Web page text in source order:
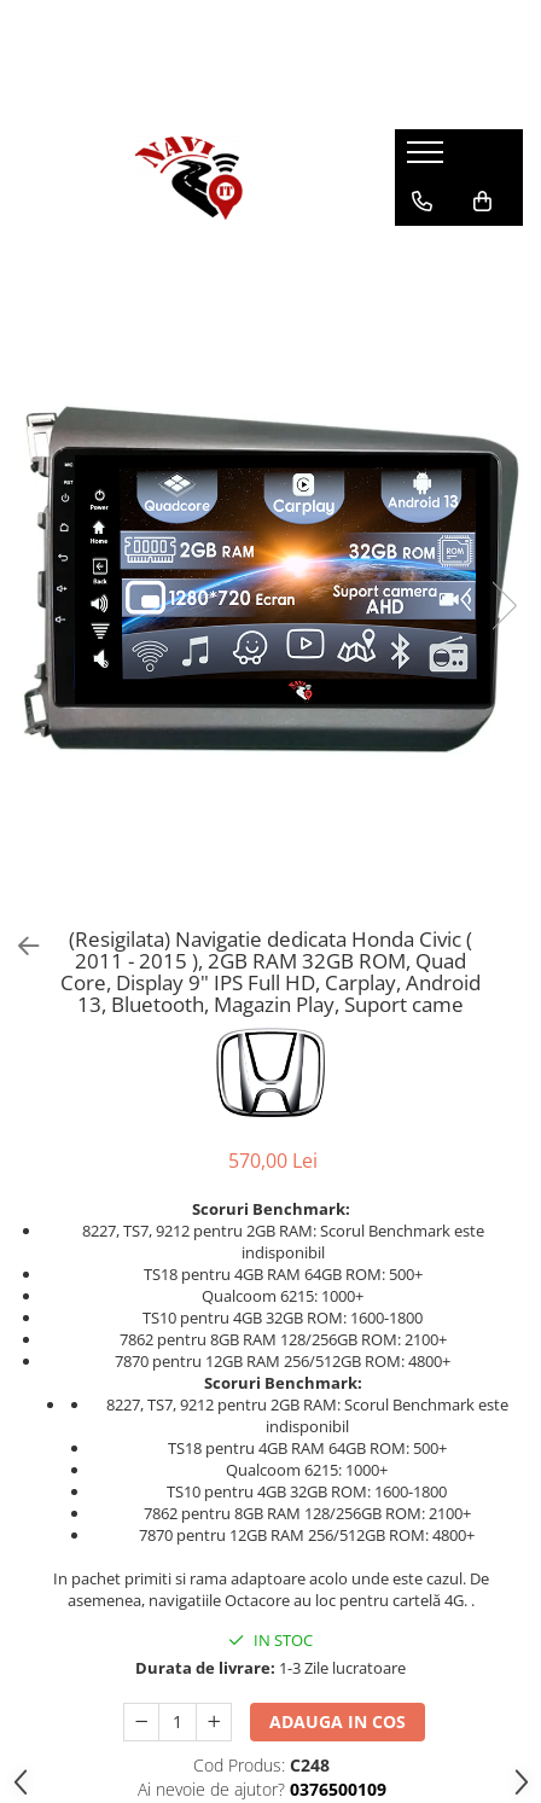
(Resigilata) Navigatie dedicata Honda Civic (
2011 - 2015 ), 2GB RAM 32GB ROM, Quad
Core, Display 9" IPS Full HD, Carplay, Android
13, Bluetooth, Magazin Play, Suport came
570,00 Lei
Scoruri Benchmark:
8227, TS7, 9212 pentru 2GB RAM: Scorul Benchmark este
indisponibil
TS18 pentru 4GB RAM 64GB ROM: 500+
Qualcoom 6215: 1000+
TS10 pentru 4GB 32GB ROM: 1600-1800
7862 pentru 8GB RAM 128/256GB ROM: 2100+
7870 pentru 12GB RAM 256/512GB ROM: 4800+
Scoruri Benchmark:
8227, TS7, 9212 pentru 2GB RAM: Scorul Benchmark este
indisponibil
TS18 pentru 4GB RAM 64GB ROM: 500+
Qualcoom 6215: 1000+
TS10 pentru 4GB 32GB ROM: 1600-1800
7862 pentru 8GB RAM 128/256GB ROM: 2100+
7870 pentru 12GB RAM 256/512GB ROM: 4800+
In pachet primiti si rama adaptoare acolo unde este cazul. De
asemenea, navigatiile Octacore au loc pentru cartelă 4G. .
IN STOC
Durata de livrare: 1-3 Zile lucratoare
ADAUGA IN COS
Cod Produs: C248
Ai nevoie de ajutor? 0376500109